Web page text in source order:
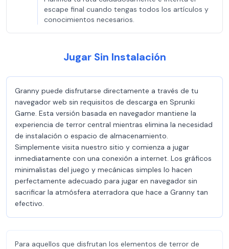
escape final cuando tengas todos los artículos y
conocimientos necesarios.
Jugar Sin Instalación
Granny puede disfrutarse directamente a través de tu
navegador web sin requisitos de descarga en Sprunki
Game. Esta versión basada en navegador mantiene la
experiencia de terror central mientras elimina la necesidad
de instalación o espacio de almacenamiento.
Simplemente visita nuestro sitio y comienza a jugar
inmediatamente con una conexión a internet. Los gráficos
minimalistas del juego y mecánicas simples lo hacen
perfectamente adecuado para jugar en navegador sin
sacrificar la atmósfera aterradora que hace a Granny tan
efectivo.
Para aquellos que disfrutan los elementos de terror de